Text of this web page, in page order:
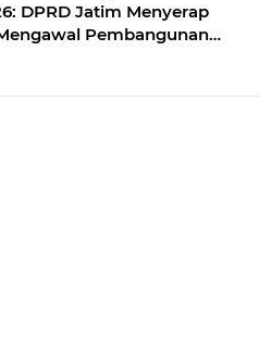
DPRD Jatim Menyerap
Pembangunan